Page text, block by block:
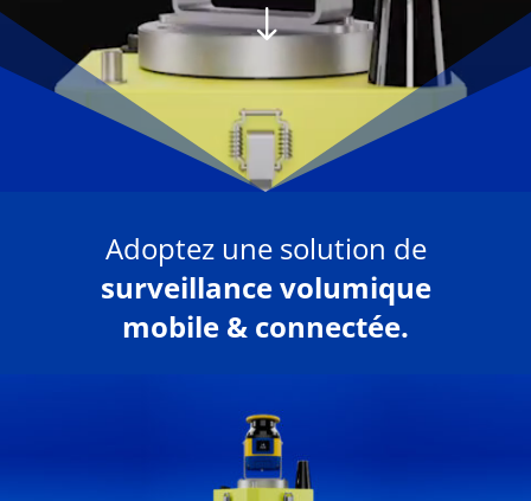
"
Adoptez une solution de
surveillance volumique
mobile & connectée.